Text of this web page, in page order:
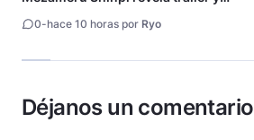
0-hace 10 horas por Ryo
Déjanos un comentario